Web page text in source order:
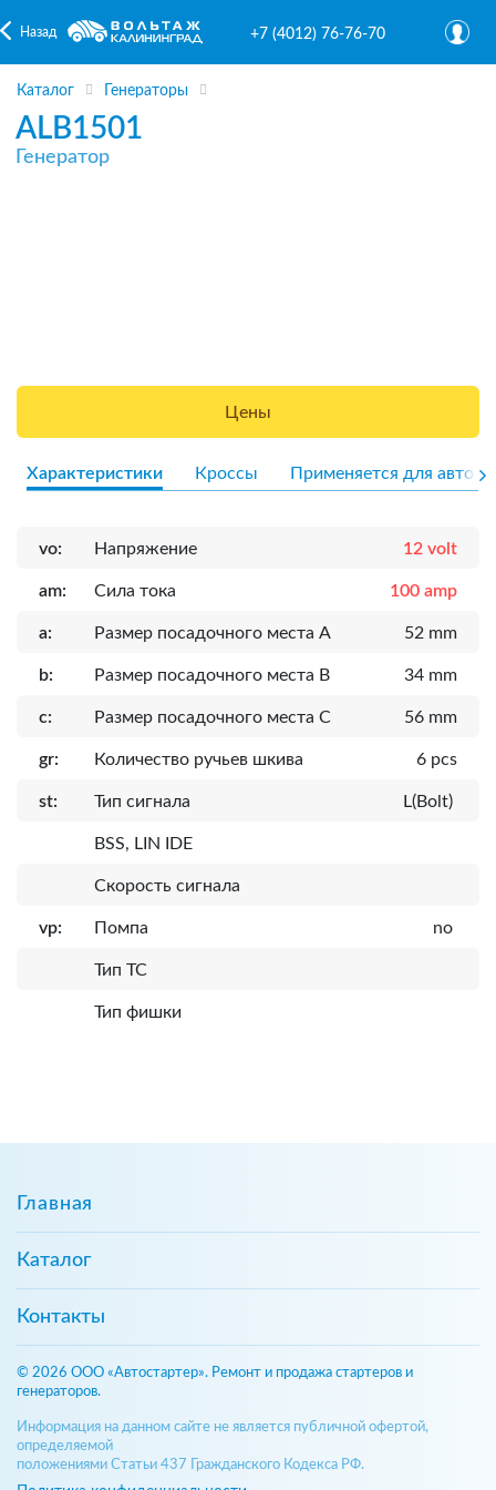
Назад +7 (4012) 76-76-70
Каталог Генераторы
ALB1501
Генератор
Цены
Характеристики Кроссы Применяется для авто
vo: Напряжение 12 volt
am: Сила тока 100 amp
a: Размер посадочного места A 52 mm
b: Размер посадочного места B 34 mm
c: Размер посадочного места C 56 mm
gr: Количество ручьев шкива 6 pcs
st: Тип сигнала L(Bolt)
BSS, LIN IDE
Скорость сигнала
vp: Помпа no
Тип ТС
Тип фишки
Главная
Каталог
Контакты
© 2026 ООО «Автостартер». Ремонт и продажа стартеров и
генераторов.
Информация на данном сайте не является публичной офертой,
определяемой
положениями Статьи 437 Гражданского Кодекса РФ.